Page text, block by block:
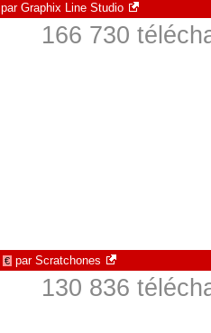
par Graphix Line Studio
166 730
€ par Scratchones
130 836